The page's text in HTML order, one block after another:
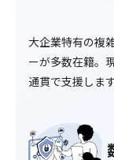
大企業特有の複
ーが多数在籍。
通貫で支援します